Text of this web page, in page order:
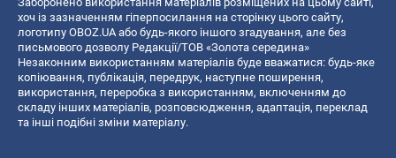
хоч із зазначенням гіперпосилання на сторінку цього сайту,
логотипу OBOZ.UA або будь-якого іншого згадування, але без
письмового дозволу Редакції/ТОВ «Золота середина»
Незаконним використанням матеріалів буде вважатися: будь-яке
копiювання, публiкацiя, передрук, наступне поширення,
використання, переробка з використанням, включенням до
складу інших матеріалів, розповсюдження, адаптація, переклад
та інші подібні зміни матеріалу.